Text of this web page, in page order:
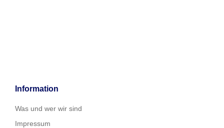
Information
Was und wer wir sind
Impressum